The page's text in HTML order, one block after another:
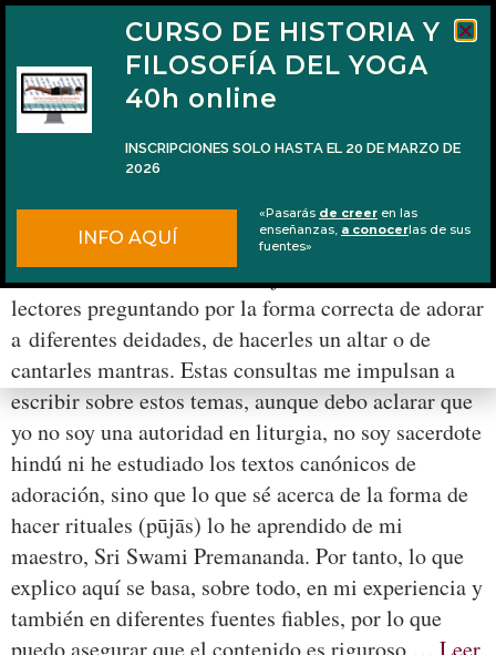
Ritual simple para adorar a tu deidad
favorita
Con frecuencia recibo mensajes o comentarios de
lectores preguntando por la forma correcta de adorar
a diferentes deidades, de hacerles un altar o de
cantarles mantras. Estas consultas me impulsan a
escribir sobre estos temas, aunque debo aclarar que
yo no soy una autoridad en liturgia, no soy sacerdote
hindú ni he estudiado los textos canónicos de
adoración, sino que lo que sé acerca de la forma de
hacer rituales (pūjās) lo he aprendido de mi
maestro, Sri Swami Premananda. Por tanto, lo que
explico aquí se basa, sobre todo, en mi experiencia y
también en diferentes fuentes fiables, por lo que
puedo asegurar que el contenido es riguroso … Leer
CURSO DE HISTORIA Y
FILOSOFÍA DEL YOGA
40h online
INSCRIPCIONES SOLO HASTA EL 20 DE MARZO DE
2026
INFO AQUÍ
«Pasarás de creer en las
enseñanzas, a conocerlas de sus
fuentes»